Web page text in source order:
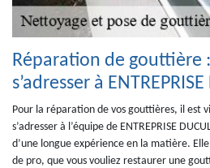
Réparation de gouttière
s’adresser à ENTREPRISE
Pour la réparation de vos gouttières, il est
s’adresser à l’équipe de ENTREPRISE
d’une longue expérience en la matière.
de pro, que vous vouliez restaurer une